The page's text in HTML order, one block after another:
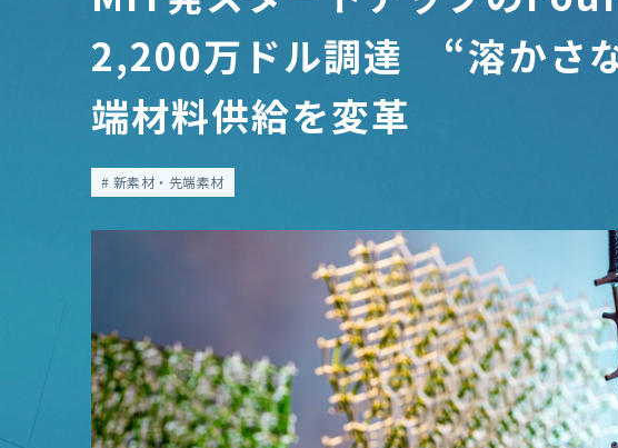
2,200万ドル調達 “溶かさ
端材料供給を変革
新素材・先端素材